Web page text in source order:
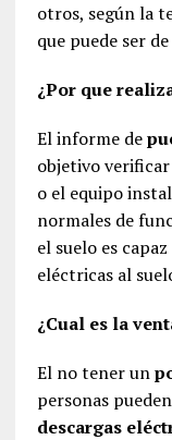
otros, según la
que puede ser
¿Por que
El informe de
objetivo
o el equipo
normales de
el suelo es
eléctricas al
¿Cual es la
El no tener un
personas
descargas